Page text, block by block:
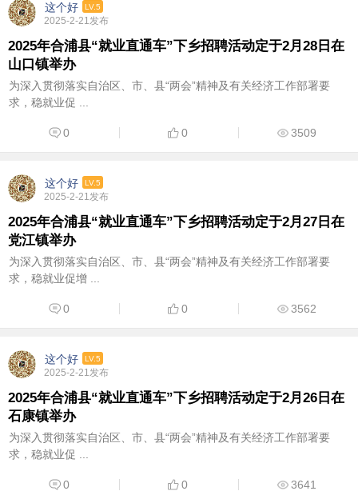
这个好 LV.5
2025-2-21发布
2025年合浦县“就业直通车”下乡招聘活动定于2月28日在
山口镇举办
为深入贯彻落实自治区、市、县“两会”精神及有关经济工作部署要
求，稳就业促 ...
0 0 3509
这个好 LV.5
2025-2-21发布
2025年合浦县“就业直通车”下乡招聘活动定于2月27日在
党江镇举办
为深入贯彻落实自治区、市、县“两会”精神及有关经济工作部署要
求，稳就业促增 ...
0 0 3562
这个好 LV.5
2025-2-21发布
2025年合浦县“就业直通车”下乡招聘活动定于2月26日在
石康镇举办
为深入贯彻落实自治区、市、县“两会”精神及有关经济工作部署要
求，稳就业促 ...
0 0 3641